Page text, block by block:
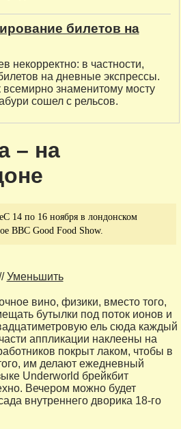
билетов на
некорректно: в частности,
на дневные экспрессы.
всемирно знаменитому мосту
сошел с рельсов.
– на
14 по 16 ноября в лондонском
BBC Good Food Show.
Уменьшить
вино, физики, вместо того,
бутылки под поток ионов и
ель сюда каждый
аппликации наклеены на
покрыт лаком, чтобы в
им делают ежедневный
Underworld брейкбит
Вечером можно будет
внутреннего дворика 18-го